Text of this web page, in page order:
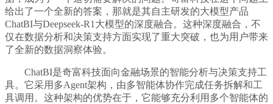
给出了一个全新的答案，那就是其自主研发的大模型产品
ChatBI与Deepseek-R1大模型的深度融合。这种深度融合，不
仅在数据分析和决策支持方面实现了重大突破，也为用户带来
了全新的数据洞察体验。
ChatBI是奇富科技面向金融场景的智能分析与决策支持工
具。它采用多Agent架构，由多智能体协作完成任务拆解和工
具调用。这种架构的优势在于，它能够充分利用多个智能体的